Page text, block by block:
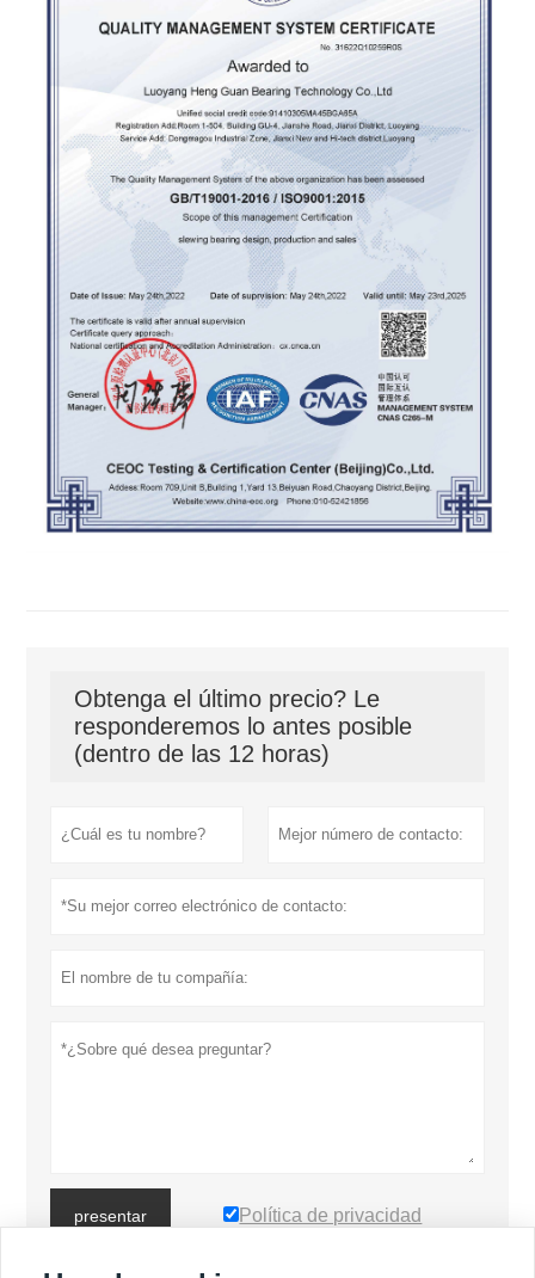
Obtenga el último precio? Le
responderemos lo antes posible
(dentro de las 12 horas)
presentar Política de privacidad